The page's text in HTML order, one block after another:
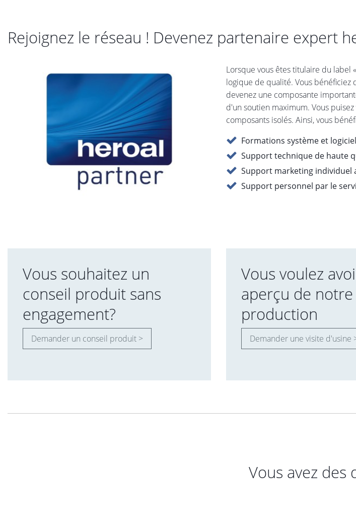
Rejoignez le réseau ! Devenez partenaire expert
Lorsque vous êtes titulaire du label «
logique de qualité. Vous bénéficiez
devenez une composante
d'un soutien maximum. Vous
composants isolés. Ainsi, vous
Formations système et
Support technique de haute
Support marketing individuel
Support personnel par le
Vous souhaitez un
conseil produit sans
engagement?
Demander un conseil produit >
Vous voulez
aperçu de notre
production
Demander une visite d'usine
Vous avez des